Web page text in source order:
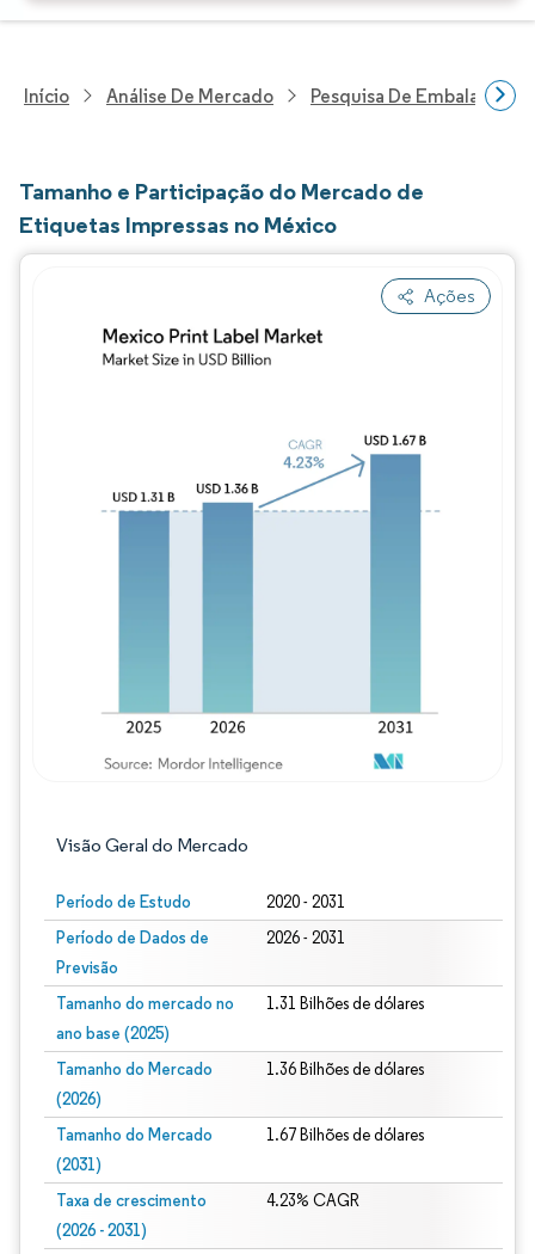
Início Análise De Mercado Pesquisa De Embalagens
Tamanho e Participação do Mercado de
Etiquetas Impressas no México
Ações
Visão Geral do Mercado
Período de Estudo 2020 - 2031
Período de Dados de
Previsão
2026 - 2031
Tamanho do mercado no
ano base (2025)
1.31 Bilhões de dólares
Tamanho do Mercado
(2026)
1.36 Bilhões de dólares
Tamanho do Mercado
(2031)
1.67 Bilhões de dólares
Taxa de crescimento
(2026 - 2031)
4.23% CAGR